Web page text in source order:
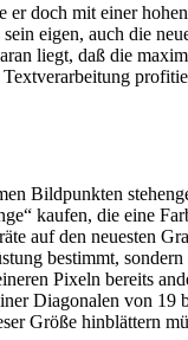
doch mit einer
eigen, auch die
liegt, daß die
Bildpunkten
kaufen, die eine
auf den neuesten
bestimmt,
Pixeln bereits
Diagonalen von 19
Größe hinblättern